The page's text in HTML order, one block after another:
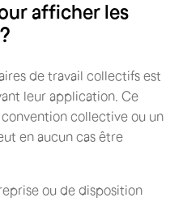
afficher les
de travail collectifs est
leur application. Ce
collective ou un
en aucun cas être
ou de disposition